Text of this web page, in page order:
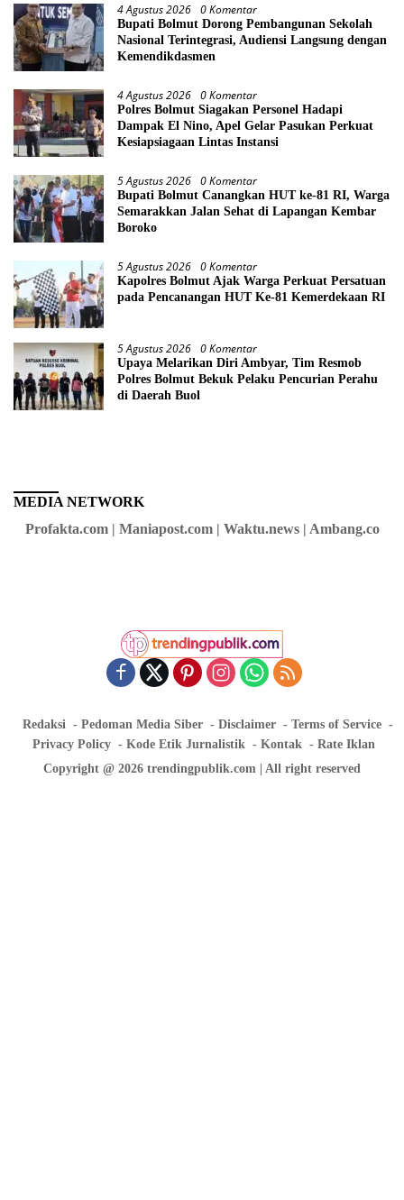
4 Agustus 2026 0 Komentar
Bupati Bolmut Dorong Pembangunan Sekolah
Nasional Terintegrasi, Audiensi Langsung dengan
Kemendikdasmen
4 Agustus 2026 0 Komentar
Polres Bolmut Siagakan Personel Hadapi
Dampak El Nino, Apel Gelar Pasukan Perkuat
Kesiapsiagaan Lintas Instansi
5 Agustus 2026 0 Komentar
Bupati Bolmut Canangkan HUT ke-81 RI, Warga
Semarakkan Jalan Sehat di Lapangan Kembar
Boroko
5 Agustus 2026 0 Komentar
Kapolres Bolmut Ajak Warga Perkuat Persatuan
pada Pencanangan HUT Ke-81 Kemerdekaan RI
5 Agustus 2026 0 Komentar
Upaya Melarikan Diri Ambyar, Tim Resmob
Polres Bolmut Bekuk Pelaku Pencurian Perahu
di Daerah Buol
MEDIA NETWORK
Profakta.com | Maniapost.com | Waktu.news | Ambang.co
Redaksi Pedoman Media Siber Disclaimer
Terms of Service
Privacy Policy
Kode Etik Jurnalistik Kontak
Rate Iklan
Copyright @ 2026 trendingpublik.com | All right reserved